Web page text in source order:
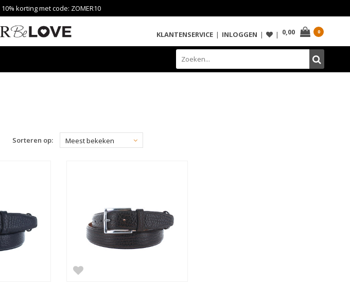
10% korting met code: ZOMER10
KLANTENSERVICE | INLOGGEN | | 0,00 0
Sorteren op: Meest bekeken